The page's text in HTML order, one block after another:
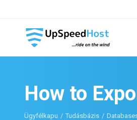
How to
Ügyfélkapu Tudásbázis